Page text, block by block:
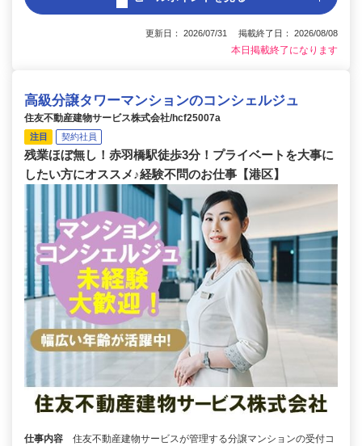
更新日： 2026/07/31 掲載終了日： 2026/08/08
本日掲載終了になります
高級分譲タワーマンションのコンシェルジュ
住友不動産建物サービス株式会社/hcf25007a
注目 契約社員
残業ほぼ無し！赤羽橋駅徒歩3分！プライベートを大事に
したい方にオススメ♪経験不問のお仕事【港区】
仕事内容
住友不動産建物サービスが管理する分譲マンションの受付コ